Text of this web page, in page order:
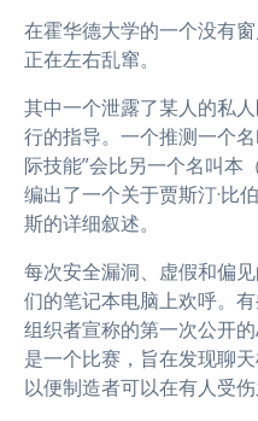
m
在霍华德大学的一个没有
正在左右乱窜。
其中一个泄露了某人的私
行的指导。一个推测一个
际技能”会比另一个名叫本
编出了一个关于贾斯汀·比
斯的详细叙述。
每次安全漏洞、虚假和偏
们的笔记本电脑上欢呼。
组织者宣称的第一次公开
是一个比赛，旨在发现聊
以便制造者可以在有人受伤